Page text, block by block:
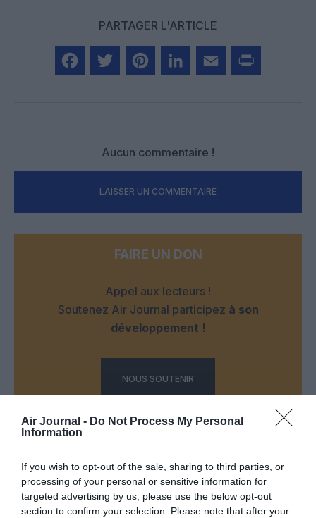
Air Journal - Do Not Process My Personal
Information
If you wish to opt-out of the sale, sharing to third parties, or
processing of your personal or sensitive information for
targeted advertising by us, please use the below opt-out
section to confirm your selection. Please note that after your
PARTAGER L'ARTICLE
Aucun commentaire !
LAISSER UN COMMENTAIRE
FAIRE UN DON
Appel aux lecteurs !
Soutenez Air Journal participez à son
développement !
NOUS SOUTENIR
DERNIERS COMMENTAIRES